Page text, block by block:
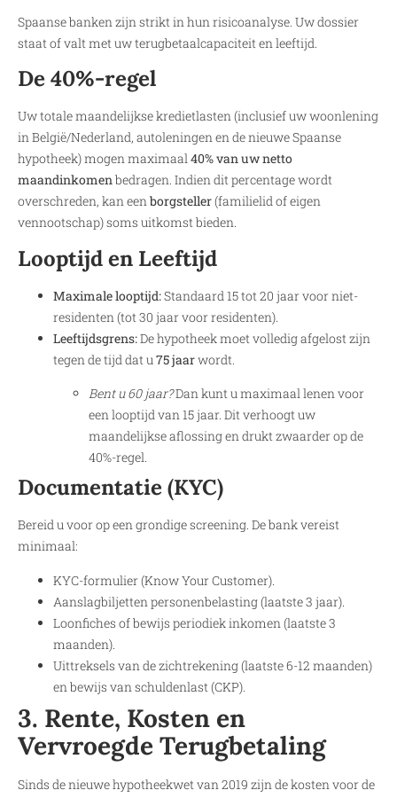
Spaanse banken zijn strikt in hun risicoanalyse. Uw dossier
staat of valt met uw terugbetaalcapaciteit en leeftijd.
De 40%-regel
Uw totale maandelijkse kredietlasten (inclusief uw woonlening
in België/Nederland, autoleningen en de nieuwe Spaanse
hypotheek) mogen maximaal40% van uw netto
maandinkomenbedragen. Indien dit percentage wordt
overschreden, kan eenborgsteller(familielid of eigen
vennootschap) soms uitkomst bieden.
Looptijd en Leeftijd
Maximale looptijd:Standaard 15 tot 20 jaar voor niet-
residenten (tot 30 jaar voor residenten).
Leeftijdsgrens:De hypotheek moet volledig afgelost zijn
tegen de tijd dat u 75 jaarwordt.
Bent u 60 jaar?Dan kunt u maximaal lenen voor
een looptijd van 15 jaar. Dit verhoogt uw
maandelijkse aflossing en drukt zwaarder op de
40%-regel.
Documentatie (KYC)
Bereid u voor op een grondige screening. De bank vereist
minimaal:
KYC-formulier (Know Your Customer).
Aanslagbiljetten personenbelasting (laatste 3 jaar).
Loonfiches of bewijs periodiek inkomen (laatste 3
maanden).
Uittreksels van de zichtrekening (laatste 6-12 maanden)
en bewijs van schuldenlast (CKP).
3. Rente, Kosten en
Vervroegde Terugbetaling
Sinds de nieuwe hypotheekwet van 2019 zijn de kosten voor de